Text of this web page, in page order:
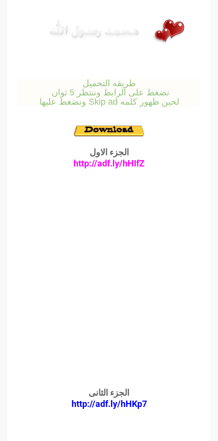
طريقه التحميل
نضغط على الرابط وننتظر 5 ثوان
لحين ظهوركلمه Skip ad ونضغط عليها
الجزء الاول
http://adf.ly/hHIfZ
الجزء الثانى
http://adf.ly/hHKp7